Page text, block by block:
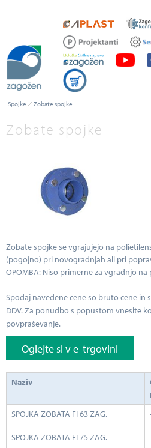
Spojke Zobate spojke
Zobate spojke
Zobate spojke se vgrajujejo na
(pogojno) pri novogradnjah ali pri
OPOMBA: Niso primerne za vgradnjo na
Spodaj navedene cene so bruto cene in
DDV. Za ponudbo s popustom vnesite
povpraševanje.
Oglejte si v e-trgovini
Naziv
SPOJKA ZOBATA FI 63 ZAG.
SPOJKA ZOBATA FI 75 ZAG.